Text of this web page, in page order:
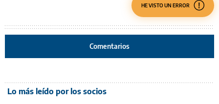
HE VISTO UN ERROR
Comentarios
Lo más leído por los socios